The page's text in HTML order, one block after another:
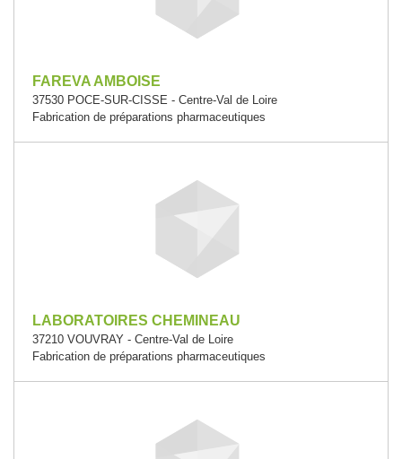
FAREVA AMBOISE
37530 POCE-SUR-CISSE - Centre-Val de Loire
Fabrication de préparations pharmaceutiques
LABORATOIRES CHEMINEAU
37210 VOUVRAY - Centre-Val de Loire
Fabrication de préparations pharmaceutiques